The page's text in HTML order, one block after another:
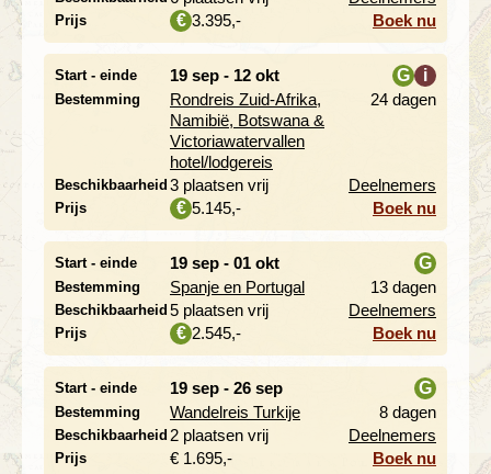
Prijs € 3.395,- Boek nu
Start - einde 19 sep - 12 okt
Bestemming
Rondreis Zuid-Afrika,
Namibië, Botswana &
Victoriawatervallen
hotel/lodgereis
G
i
24 dagen
Beschikbaarheid 3 plaatsen vrij Deelnemers
Prijs € 5.145,- Boek nu
Start - einde 19 sep - 01 okt
Bestemming Spanje en Portugal
G
13 dagen
Beschikbaarheid 5 plaatsen vrij Deelnemers
Prijs € 2.545,- Boek nu
Start - einde 19 sep - 26 sep
Bestemming Wandelreis Turkije
G
8 dagen
Beschikbaarheid 2 plaatsen vrij Deelnemers
Prijs € 1.695,- Boek nu